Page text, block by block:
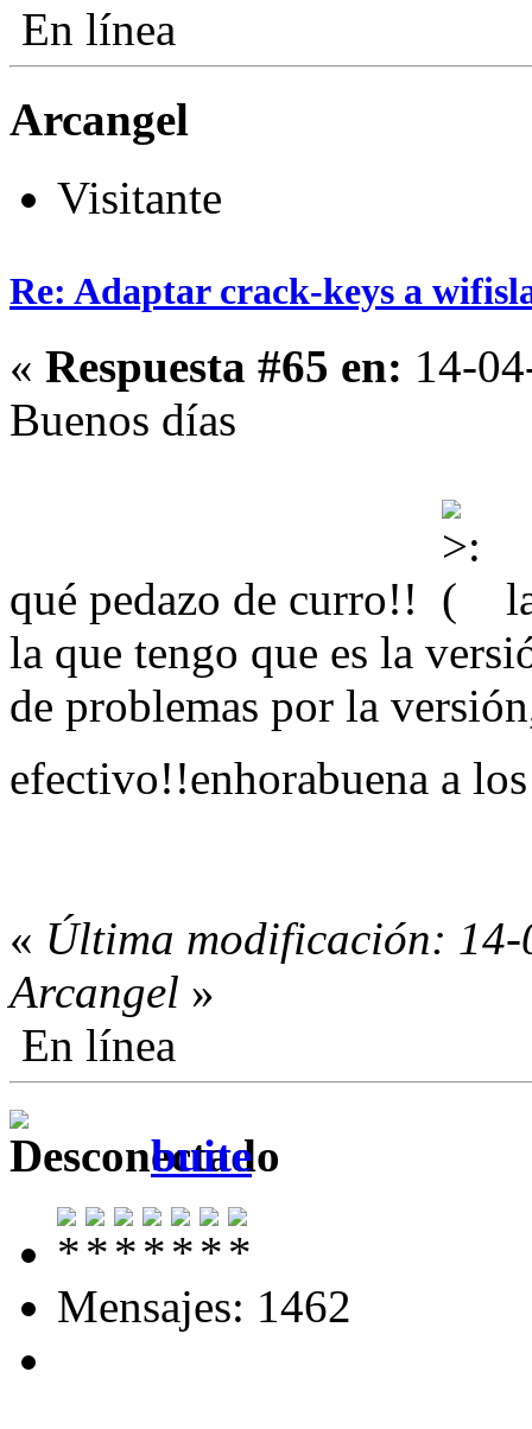
En línea
Arcangel
Visitante
Re: Adaptar crack-keys a
« Respuesta #65 en: 14-
Buenos días
qué pedazo de curro!!
la que tengo que es la
de problemas por la
efectivo!!enhorabuena a
« Última modificación:
Arcangel »
En línea
buite
Mensajes: 1462